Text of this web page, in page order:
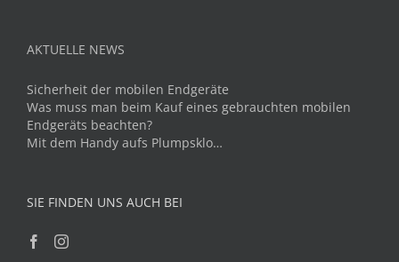
AKTUELLE NEWS
Sicherheit der mobilen Endgeräte
Was muss man beim Kauf eines gebrauchten mobilen
Endgeräts beachten?
Mit dem Handy aufs Plumpsklo…
SIE FINDEN UNS AUCH BEI